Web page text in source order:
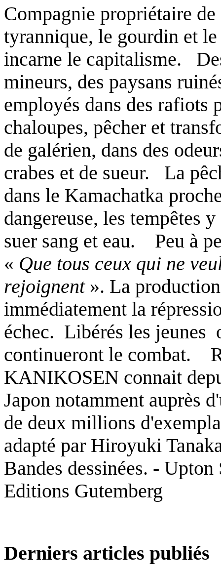
Compagnie propriétaire de
tyrannique, le gourdin et
incarne le capitalisme.
mineurs, des paysans
employés dans des
chaloupes, pêcher et
de galérien, dans des
crabes et de sueur.
La
dans le Kamachatka
dangereuse, les tempêtes
suer sang et eau.
Peu à
« Que tous ceux qui ne
rejoignent». La
immédiatement la
échec. Libérés les jeunes
continueront le combat.
KANIKOSEN connait
Japon notamment auprès
de deux millions
adapté par Hiroyuki
Bandes dessinées. - Upton
Editions Gutemberg
Derniers articles publiés